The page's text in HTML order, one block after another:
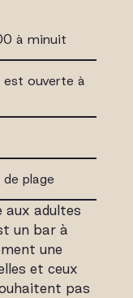
à minuit
est ouverte à
plage
aux adultes
un bar à
une
et ceux
pas